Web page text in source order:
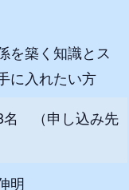
を築く知識とス
に入れたい方
（申し込み先
明